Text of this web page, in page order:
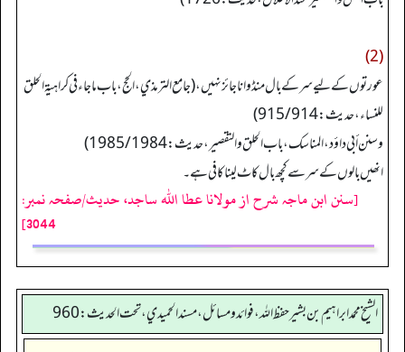
(2)
عورتوں کے لیے سر کے بال منڈوانا جائز نہیں، (جامع الترمذي، الحج، باب ماجاء في كراهية الحلق
للنساء، حديث: 914 /915)
و سنن أبي داؤد، المناسك، باب الحلق والتقصير، حديث: 1984 /1985)
انھیں بالوں کے سر سے کچھ بال کاٹ لینا کافی ہے۔
[سنن ابن ماجہ شرح از مولانا عطا الله ساجد، حدیث/صفحہ نمبر:
3044]
الشيخ محمد ابراهيم بن بشير حفظ الله، فوائد و مسائل، مسند الحميدي، تحت الحديث:960